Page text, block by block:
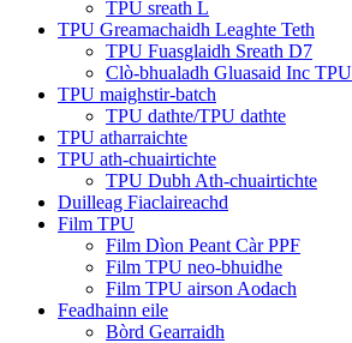
TPU sreath L
TPU Greamachaidh Leaghte Teth
TPU Fuasglaidh Sreath D7
Clò-bhualadh Gluasaid Inc
TPU maighstir-batch
TPU dathte/TPU dathte
TPU atharraichte
TPU ath-chuairtichte
TPU Dubh Ath-chuairtichte
Duilleag Fiaclaireachd
Film TPU
Film Dìon Peant Càr PPF
Film TPU neo-bhuidhe
Film TPU airson Aodach
Feadhainn eile
Bòrd Gearraidh